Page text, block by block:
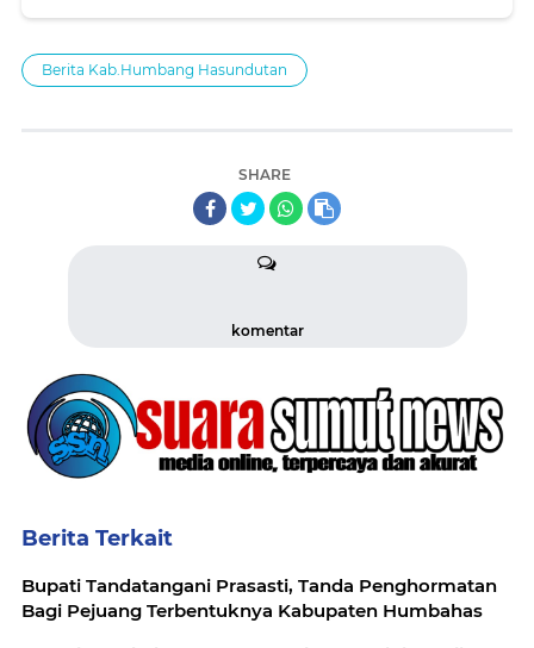
Berita Kab.Humbang Hasundutan
SHARE
komentar
Berita Terkait
Bupati Tandatangani Prasasti, Tanda Penghormatan
Bagi Pejuang Terbentuknya Kabupaten Humbahas